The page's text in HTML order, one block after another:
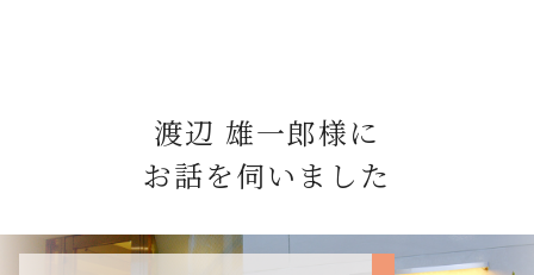
渡辺 雄一郎様に
お話を伺いました